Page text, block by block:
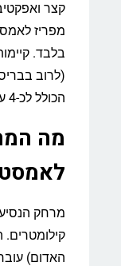
בלבד.
(לרוב
הכולל לכ-4 עד 5 שעות.
מה
קילומטרים.
האדום)